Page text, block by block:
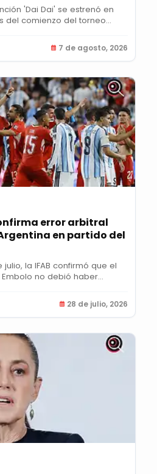
'Dai Dai' se estrenó en
del comienzo del torneo...
7 de agosto, 2026
error arbitral
en partido del
la IFAB confirmó que el
no debió haber...
28 de julio, 2026